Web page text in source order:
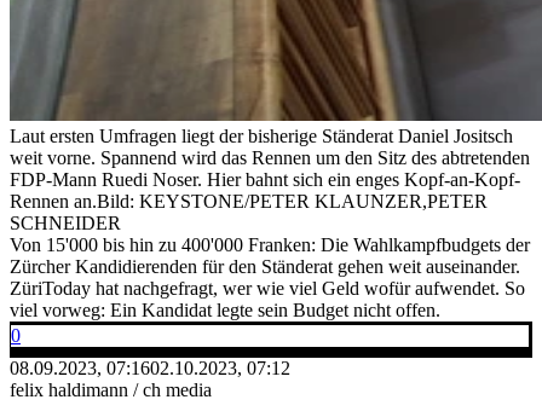
Laut ersten Umfragen liegt der bisherige Ständerat Daniel Jositsch
weit vorne. Spannend wird das Rennen um den Sitz des abtretenden
FDP-Mann Ruedi Noser. Hier bahnt sich ein enges Kopf-an-Kopf-
Rennen an.Bild: KEYSTONE/PETER KLAUNZER,PETER
SCHNEIDER
Von 15'000 bis hin zu 400'000 Franken: Die Wahlkampfbudgets der
Zürcher Kandidierenden für den Ständerat gehen weit auseinander.
ZüriToday hat nachgefragt, wer wie viel Geld wofür aufwendet. So
viel vorweg: Ein Kandidat legte sein Budget nicht offen.
0
08.09.2023, 07:1602.10.2023, 07:12
felix haldimann / ch media